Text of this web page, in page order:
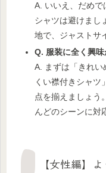
A. いいえ、だめ
シャツは避けまし
地で、ジャストサ
Q. 服装に全く興
A. まずは「きれい
くい襟付きシャツ
点を揃えましょう
んどのシーンに対
【女性編】